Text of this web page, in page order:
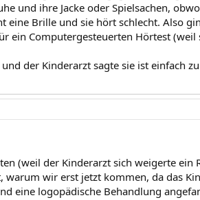
und ihre Jacke oder Spielsachen,
eine Brille und sie hört schlecht. Also
ein Computergesteuerten Hörtest
der Kinderarzt sagte sie ist einfach
(weil der Kinderarzt sich weigerte ein
warum wir erst jetzt kommen, da das
eine logopädische Behandlung